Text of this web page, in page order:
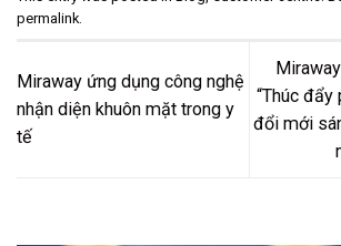
permalink
Miraway ứng dụng công nghệ
nhận diện khuôn mặt trong y
tế
“Thúc
đổi mới